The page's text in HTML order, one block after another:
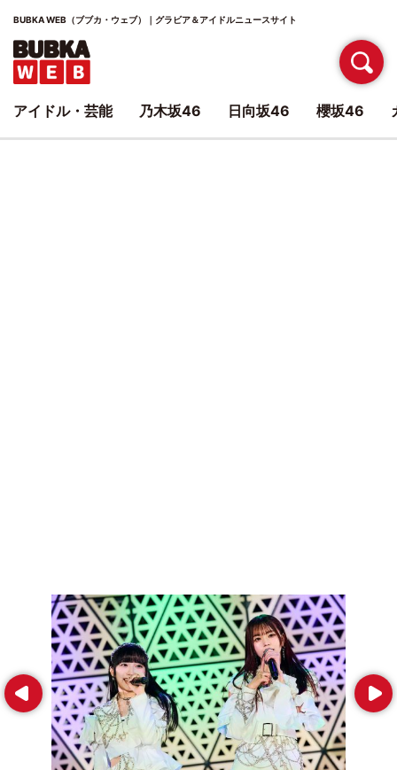
BUBKA WEB（ブブカ・ウェブ）｜グラビア＆アイドルニュースサイト
Prev Next
アイドル・芸能 乃木坂46 日向坂46 櫻坂46